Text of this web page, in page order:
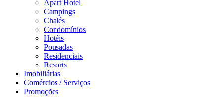
Apart Hotel
Campings
Chalés
Condomínios
Hotéis
Pousadas
Residenciais
Resorts
Imobiliárias
Comércios / Serviços
Promoções